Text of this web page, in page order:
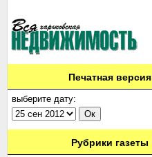
Печатная версия
выберите дату:
Рубрики газеты